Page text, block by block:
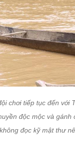
chơi tiếp tục đến với
độc mộc và
đọc kỹ mật thư